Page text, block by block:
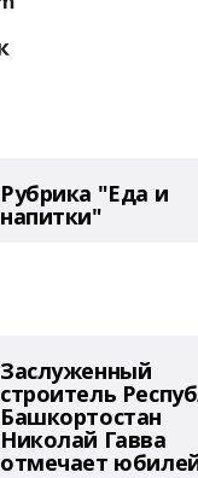
Рубрика "Еда и
напитки"
Заслуженный
строитель
Башкортостан
Николай Гавва
отмечает